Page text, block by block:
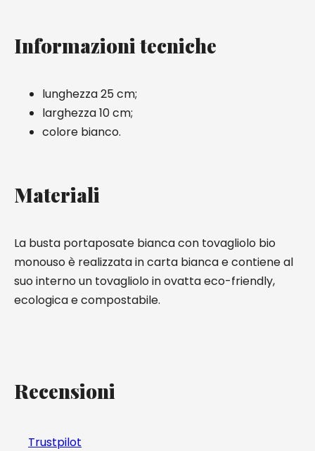
Informazioni tecniche
lunghezza 25 cm;
larghezza 10 cm;
colore bianco.
Materiali
La busta portaposate bianca con tovagliolo bio
monouso è realizzata in carta bianca e contiene al
suo interno un tovagliolo in ovatta eco-friendly,
ecologica e compostabile.
Recensioni
Trustpilot